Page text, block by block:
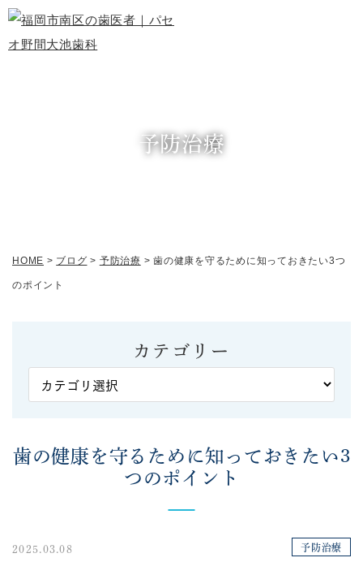
予防治療
HOME > ブログ > 予防治療 > 歯の健康を守るために知っておきたい3つ
のポイント
カテゴリー
歯の健康を守るために知っておきたい3
つのポイント
2025.03.08 予防治療